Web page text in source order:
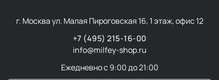
г. Москва ул. Малая Пироговская 16, 1 этаж, офис 12
+7 (495) 215-16-00
info@milfey-shop.ru
Ежедневно с 9:00 до 21:00